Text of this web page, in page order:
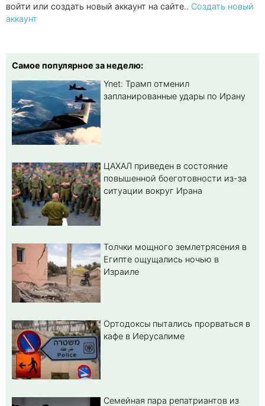
войти или создать новый аккаунт на сайте.. Создать новый
аккаунт
Самое популярное за неделю:
Ynet: Трамп отменил
запланированные удары по Ирану
ЦАХАЛ приведен в состояние
повышенной боеготовности из-за
ситуации вокруг Ирана
Толчки мощного землетрясения в
Египте ощущались ночью в
Израиле
Ортодоксы пытались прорваться в
кафе в Иерусалиме
Семейная пара репатриантов из